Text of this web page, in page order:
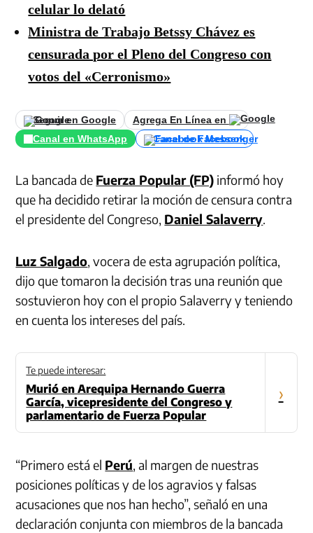
celular lo delató
Ministra de Trabajo Betssy Chávez es
censurada por el Pleno del Congreso con
votos del «Cerronismo»
Seguir en Google
Agrega En Línea en
Canal en WhatsApp
Canal de Facebook
La bancada de Fuerza Popular (FP) informó hoy
que ha decidido retirar la moción de censura contra
el presidente del Congreso, Daniel Salaverry.
Luz Salgado, vocera de esta agrupación política,
dijo que tomaron la decisión tras una reunión que
sostuvieron hoy con el propio Salaverry y teniendo
en cuenta los intereses del país.
Te puede interesar:
Murió en Arequipa Hernando Guerra
García, vicepresidente del Congreso y
parlamentario de Fuerza Popular
›
“Primero está el Perú, al margen de nuestras
posiciones políticas y de los agravios y falsas
acusaciones que nos han hecho”, señaló en una
declaración conjunta con miembros de la bancada